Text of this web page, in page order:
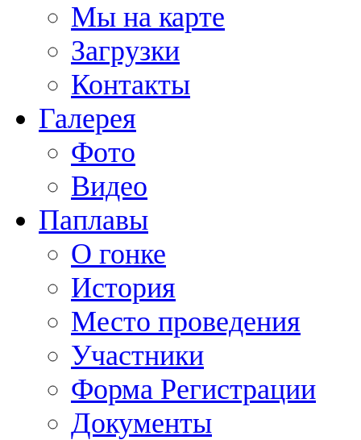
Мы на карте
Загрузки
Контакты
Галерея
Фото
Видео
Паплавы
О гонке
История
Место проведения
Участники
Форма Регистрации
Документы